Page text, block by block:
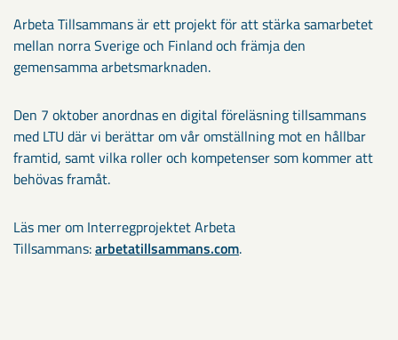
Arbeta Tillsammans är ett projekt för att stärka samarbetet
mellan norra Sverige och Finland och främja den
gemensamma arbetsmarknaden.
Den 7 oktober anordnas en digital föreläsning tillsammans
med LTU där vi berättar om vår omställning mot en hållbar
framtid, samt vilka roller och kompetenser som kommer att
behövas framåt.
Läs mer om Interregprojektet Arbeta
Tillsammans:arbetatillsammans.com.